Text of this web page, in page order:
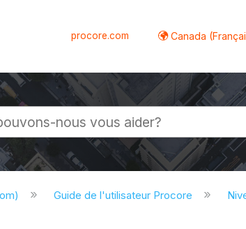
procore.com Canada
Guide de l'utilisateur Procore